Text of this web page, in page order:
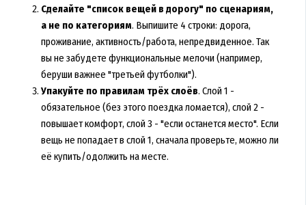
Сделайте "список вещей в дорогу" по сценариям,
а не по категориям. Выпишите 4 строки: дорога,
проживание, активность/работа, непредвиденное. Так
вы не забудете функциональные мелочи (например,
беруши важнее "третьей футболки").
Упакуйте по правилам трёх слоёв. Слой 1 -
обязательное (без этого поездка ломается), слой 2 -
повышает комфорт, слой 3 - "если останется место". Если
вещь не попадает в слой 1, сначала проверьте, можно ли
её купить/одолжить на месте.